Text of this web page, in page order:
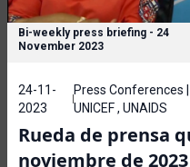
Bi-weekly press briefing - 24
November 2023
24-11-
2023
Press Conferences |
UNICEF , UNAIDS
Rueda de prensa
noviembre de 2023